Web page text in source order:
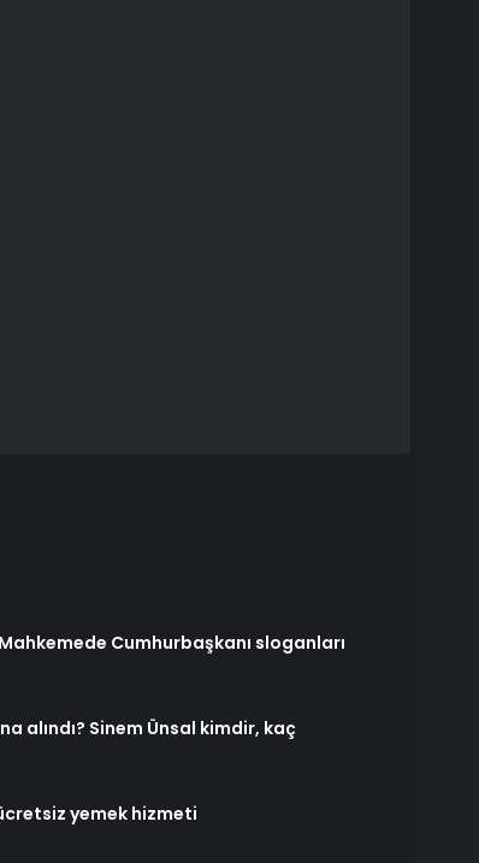
Cumhurbaşkanı sloganları
alındı? Sinem Ünsal kimdir, kaç
yemek hizmeti